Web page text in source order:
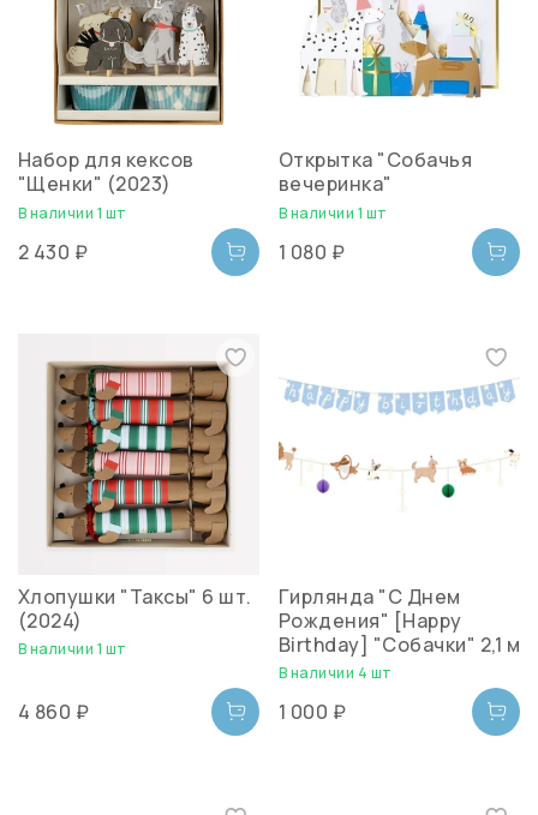
Набор для кексов
"Щенки" (2023)
В наличии 1 шт
2 430 ₽
Открытка "Собачья
вечеринка"
В наличии 1 шт
1 080 ₽
Хлопушки "Таксы" 6 шт.
(2024)
В наличии 1 шт
4 860 ₽
Гирлянда "С Днем
Рождения" [Happy
Birthday] "Собачки" 2,1 м
В наличии 4 шт
1 000 ₽